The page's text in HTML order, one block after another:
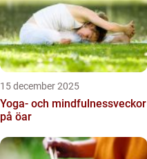
15 december 2025
Yoga- och mindfulnessveckor
på öar